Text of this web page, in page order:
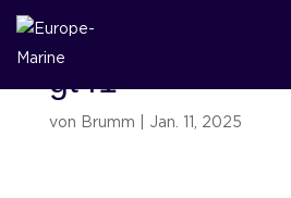
gt41
von Brumm Jan. 11, 2025